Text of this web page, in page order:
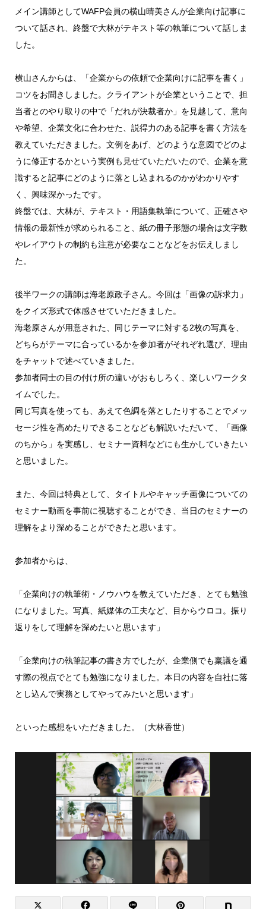
メイン講師としてWAFP会員の横山晴美さんが企業向け記事に
ついて話され、終盤で大林がテキスト等の執筆について話しま
した。
横山さんからは、「企業からの依頼で企業向けに記事を書く」
コツをお聞きしました。クライアントが企業ということで、担
当者とのやり取りの中で「だれが決裁者か」を見越して、意向
や希望、企業文化に合わせた、説得力のある記事を書く方法を
教えていただきました。文例をあげ、どのような意図でどのよ
うに修正するかという実例も見せていただいたので、企業を意
識すると記事にどのように落とし込まれるのかがわかりやす
く、興味深かったです。
終盤では、大林が、テキスト・用語集執筆について、正確さや
情報の最新性が求められること、紙の冊子形態の場合は文字数
やレイアウトの制約も注意が必要なことなどをお伝えしまし
た。
後半ワークの講師は海老原政子さん。今回は「画像の訴求力」
をクイズ形式で体感させていただきました。
海老原さんが用意された、同じテーマに対する2枚の写真を、
どちらがテーマに合っているかを参加者がそれぞれ選び、理由
をチャットで述べていきました。
参加者同士の目の付け所の違いがおもしろく、楽しいワークタ
イムでした。
同じ写真を使っても、あえて色調を落としたりすることでメッ
セージ性を高めたりできることなども解説いただいて、「画像
のちから」を実感し、セミナー資料などにも生かしていきたい
と思いました。
また、今回は特典として、タイトルやキャッチ画像についての
セミナー動画を事前に視聴することができ、当日のセミナーの
理解をより深めることができたと思います。
参加者からは、
「企業向けの執筆術・ノウハウを教えていただき、とても勉強
になりました。写真、紙媒体の工夫など、目からウロコ。振り
返りをして理解を深めたいと思います」
「企業向けの執筆記事の書き方でしたが、企業側でも稟議を通
す際の視点でとても勉強になりました。本日の内容を自社に落
とし込んで実務としてやってみたいと思います」
といった感想をいただきました。（大林香世）